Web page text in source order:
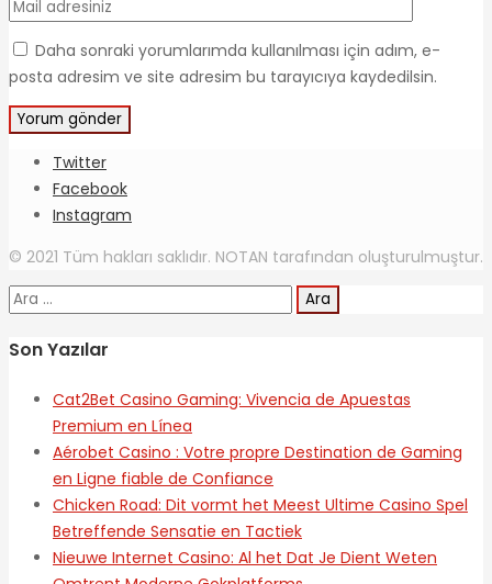
Daha sonraki yorumlarımda kullanılması için adım, e-
posta adresim ve site adresim bu tarayıcıya kaydedilsin.
Twitter
Facebook
Instagram
© 2021 Tüm hakları saklıdır. NOTAN tarafından oluşturulmuştur.
Arama:
Son Yazılar
Cat2Bet Casino Gaming: Vivencia de Apuestas
Premium en Línea
Aérobet Casino : Votre propre Destination de Gaming
en Ligne fiable de Confiance
Chicken Road: Dit vormt het Meest Ultime Casino Spel
Betreffende Sensatie en Tactiek
Nieuwe Internet Casino: Al het Dat Je Dient Weten